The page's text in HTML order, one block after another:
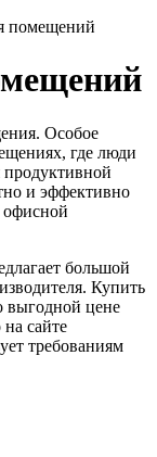
помещений
Особое
где люди
и эффективно
офисной
большой
Купить
выгодной цене
сайте
требованиям